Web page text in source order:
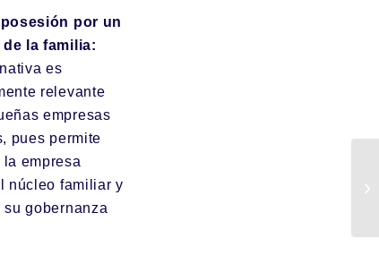
por un
la familia:
es
relevante
empresas
pues permite
la empresa
núcleo familiar y
su gobernanza